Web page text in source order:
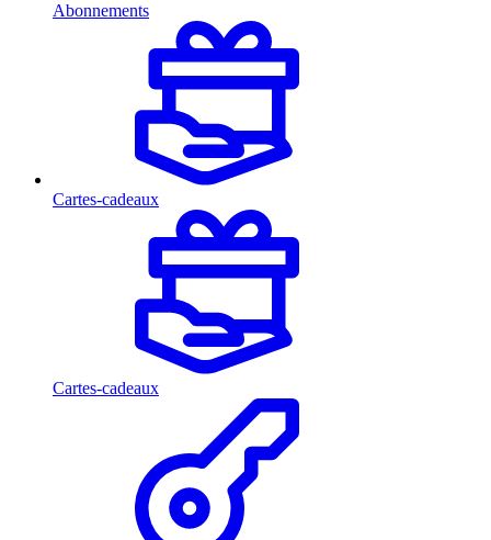
Abonnements
Cartes-cadeaux
Cartes-cadeaux